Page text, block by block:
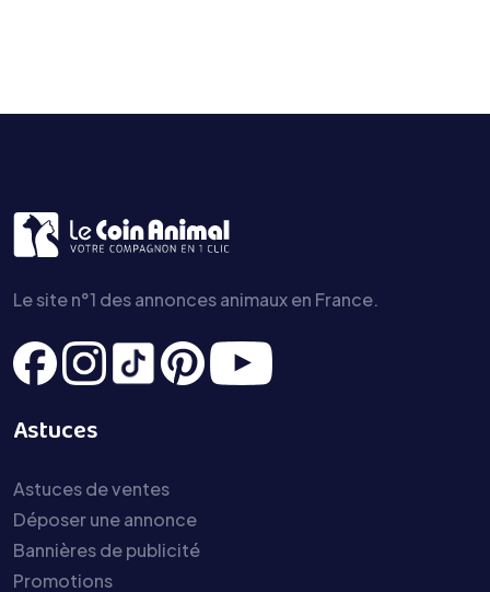
Le site n°1 des annonces animaux en France.
Astuces
Astuces de ventes
Déposer une annonce
Bannières de publicité
Promotions